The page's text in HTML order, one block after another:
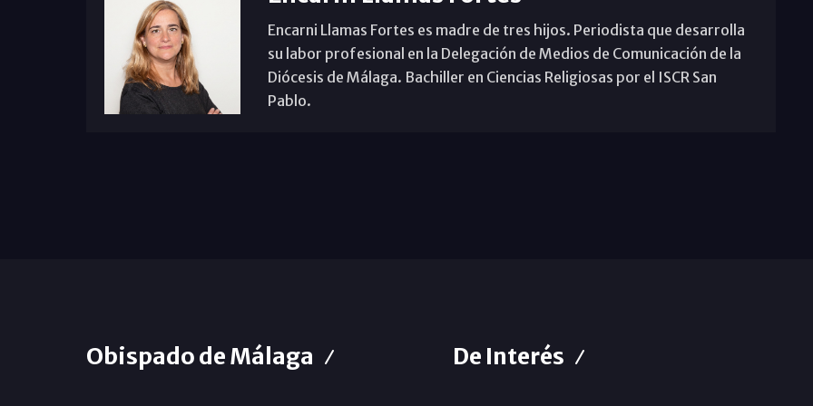
Encarni Llamas Fortes es madre de tres hijos. Periodista que desarrolla
su labor profesional en la Delegación de Medios de Comunicación de la
Diócesis de Málaga. Bachiller en Ciencias Religiosas por el ISCR San
Pablo.
Obispado de Málaga De Interés